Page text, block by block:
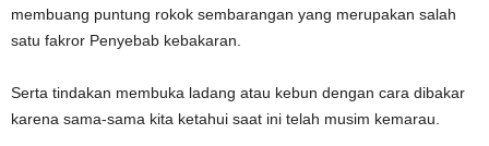
membuang puntung rokok sembarangan yang merupakan salah
satu fakror Penyebab kebakaran.
Serta tindakan membuka ladang atau kebun dengan cara dibakar
karena sama-sama kita ketahui saat ini telah musim kemarau.